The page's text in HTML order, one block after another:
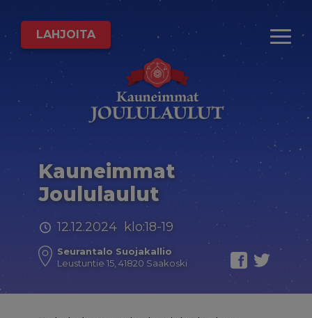
LAHJOITA
Kauneimmat
Joululaulut
12.12.2024 klo:18-19
Seurantalo Suojakallio
Leustuntie 15, 41820 Saakoski